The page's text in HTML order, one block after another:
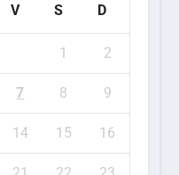
V S D
1 2
7 8 9
14 15 16